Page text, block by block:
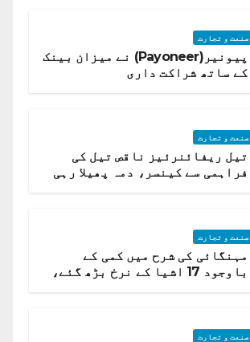
صنعت و تجارت
پیونیر(Payoneer) نے میزان بینک
کے ساتھ شراکت داری
صنعت و تجارت
تیل ریفائنرئیز ناقص تیل کی
فراہمی سے کینسر، دمہ پھیلا رہی
صنعت و تجارت
مہنگائی کی شرح میں کمی کے
باوجود 17 اشیا کے نرخ بڑھ گئے،
صنعت و تجارت